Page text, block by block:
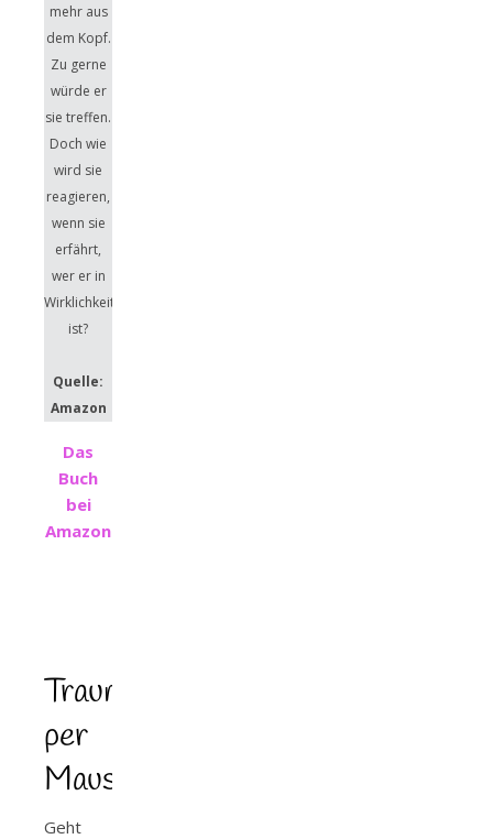
mehr aus
dem Kopf.
Zu gerne
würde er
sie treffen.
Doch wie
wird sie
reagieren,
wenn sie
erfährt,
wer er in
Wirklichkeit
ist?
Quelle:
Amazon
Das
Buch
bei
Amazon
Traumtyp
per
Mausklick
Geht